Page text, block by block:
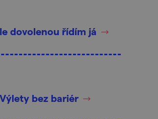
dovolenou řídím já
Výlety bez bariér